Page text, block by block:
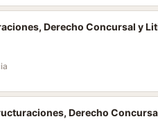
Derecho Concursal y
Derecho